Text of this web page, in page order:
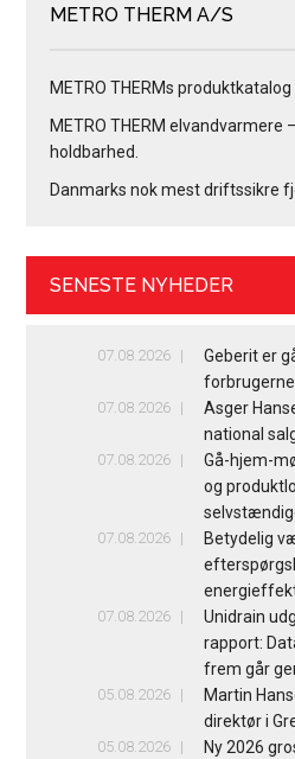
METRO THERM A/S
METRO THERMs produktkatalog
METRO THERM elvandvarmere
holdbarhed.
Danmarks nok mest driftssikre
SENESTE NYHEDER
07.08.2026
Geberit er
07.08.2026
Asger
national
07.08.2026
Gå-hjem-
og
07.08.2026
Betydelig
07.08.2026
Unidrain
rapport:
frem går
05.08.2026
Martin
direktør i
05.08.2026
Ny 2026